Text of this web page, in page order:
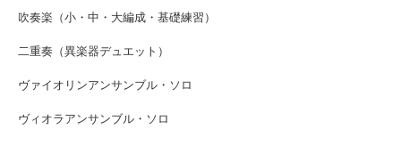
吹奏楽（小・中・大編成・基礎練習）
二重奏（異楽器デュエット）
ヴァイオリンアンサンブル・ソロ
ヴィオラアンサンブル・ソロ